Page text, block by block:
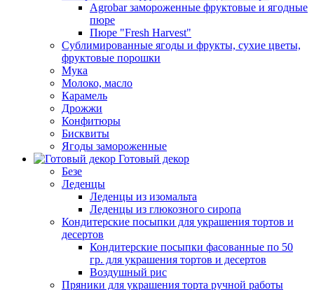
Agrobar замороженные фруктовые и ягодные
пюре
Пюре "Fresh Harvest"
Сублимированные ягоды и фрукты, сухие цветы,
фруктовые порошки
Мука
Молоко, масло
Карамель
Дрожжи
Конфитюры
Бисквиты
Ягоды замороженные
Готовый декор
Безе
Леденцы
Леденцы из изомальта
Леденцы из глюкозного сиропа
Кондитерские посыпки для украшения тортов и
десертов
Кондитерские посыпки фасованные по 50
гр. для украшения тортов и десертов
Воздушный рис
Пряники для украшения торта ручной работы